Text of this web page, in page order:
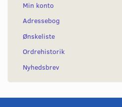
Min konto
Adressebog
Ønskeliste
Ordrehistorik
Nyhedsbrev